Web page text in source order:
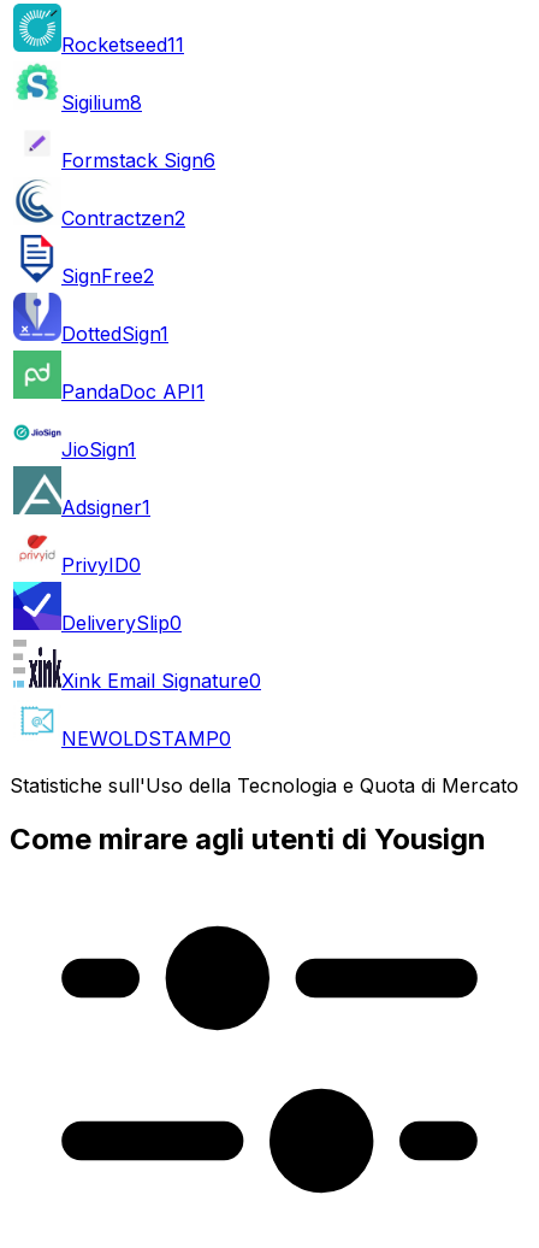
Rocketseed11
Sigilium8
Formstack Sign6
Contractzen2
SignFree2
DottedSign1
PandaDoc API1
JioSign1
Adsigner1
PrivyID0
DeliverySlip0
Xink Email Signature0
NEWOLDSTAMP0
Statistiche sull'Uso della Tecnologia e Quota di Mercato
Come mirare agli utenti di Yousign